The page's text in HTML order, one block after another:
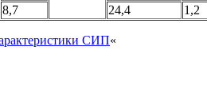
8,7 24,4 1,2
СИП«